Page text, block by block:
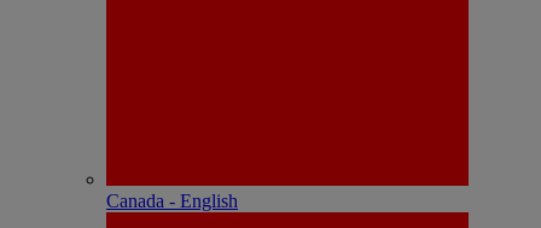
Canada - English